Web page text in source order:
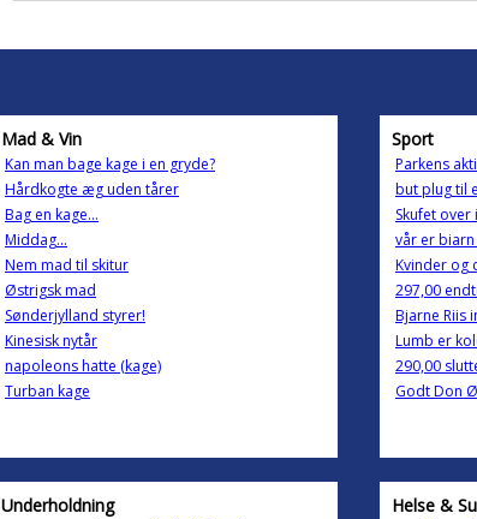
Mad & Vin
Kan man bage kage i en gryde?
Hårdkogte æg uden tårer
Bag en kage...
Middag...
Nem mad til skitur
Østrigsk mad
Sønderjylland styrer!
Kinesisk nytår
napoleons hatte (kage)
Turban kage
Sport
Parkens
but plug til
Skufet
vår er biarn
Kvinder og
297,00
Bjarne Riis
Lumb er
290,00
Godt Don
Underholdning Helse &